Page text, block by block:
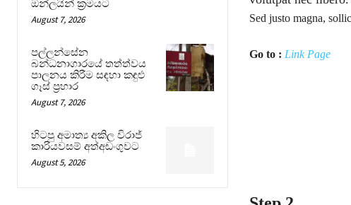
ඔන්ලයින් ක්‍රමයට
August 7, 2026
පල්ලන්සේන
බන්ධනාගාරයේ තත්ත්වය
පාලනය කිරීම සඳහා කඳුළු
ගෑස් ප්‍රහාර
August 7, 2026
හිටපු අමාත්‍ය අකිල විරාජ්
කාරියවසම් අත්අඩංගුවට
August 5, 2026
Sed justo magna,
Go to : Link Page